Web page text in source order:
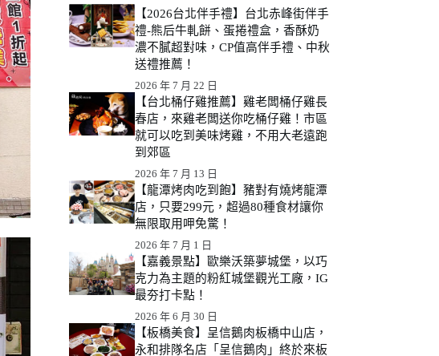
【2026台北伴手禮】台北赤峰街伴手
禮-熊后牛軋餅、蛋捲禮盒，香酥奶
濃不膩超對味，CP值高伴手禮、中秋
送禮推薦！
2026 年 7 月 22 日
【台北桶仔雞推薦】雞老闆桶仔雞長
春店，來雞老闆送你吃桶仔雞！市區
就可以吃到美味烤雞，不用大老遠跑
到郊區
2026 年 7 月 13 日
【龍潭烤肉吃到飽】豬對有燒烤龍潭
店，只要299元，超過80種食材讓你
無限取用呷免驚！
2026 年 7 月 1 日
【嘉義景點】歐樂沃築夢城堡，以巧
克力為主題的粉紅城堡觀光工廠，IG
最夯打卡點！
2026 年 6 月 30 日
【板橋美食】呈信鵝肉板橋中山店，
永和排隊名店「呈信鵝肉」終於來板